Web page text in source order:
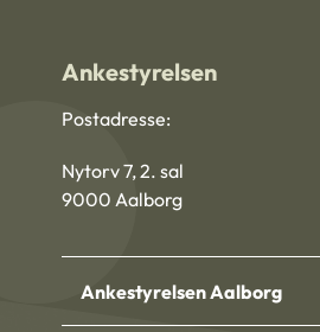
Ankestyrelsen
Postadresse:
Nytorv 7, 2. sal
9000 Aalborg
Ankestyrelsen Aalborg